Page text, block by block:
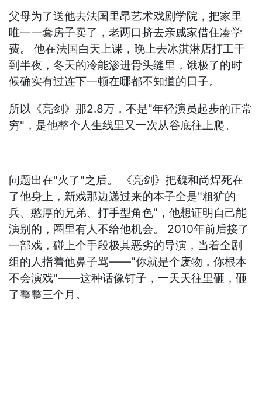
父母为了送他去法国里昂艺术戏剧学院，把家里
唯一一套房子卖了，老两口挤去亲戚家借住凑学
费。 他在法国白天上课，晚上去冰淇淋店打工干
到半夜，冬天的冷能渗进骨头缝里，饿极了的时
候确实有过连下一顿在哪都不知道的日子。
所以《亮剑》那2.8万，不是"年轻演员起步的正常
穷"，是他整个人生线里又一次从谷底往上爬。
问题出在"火了"之后。 《亮剑》把魏和尚焊死在
了他身上，新戏那边递过来的本子全是"粗犷的
兵、憨厚的兄弟、打手型角色"，他想证明自己能
演别的，圈里有人不给他机会。 2010年前后接了
一部戏，碰上个手段极其恶劣的导演，当着全剧
组的人指着他鼻子骂——"你就是个废物，你根本
不会演戏"——这种话像钉子，一天天往里砸，砸
了整整三个月。